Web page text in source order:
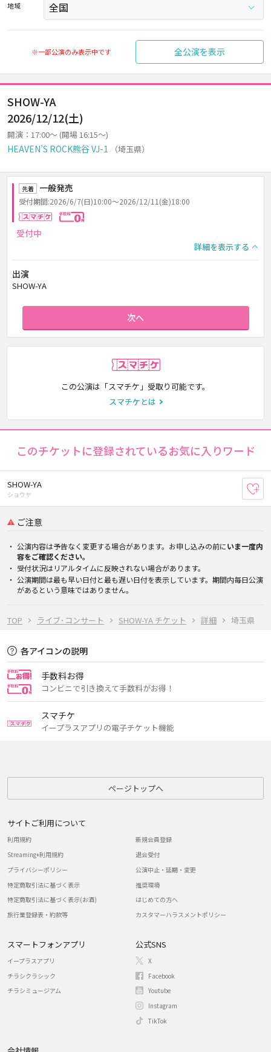
TOP ライブ･コンサート SHOW-YA チケット 詳細 埼玉県
地域
※一部公演のみ表示中です 全公演を表示
SHOW-YA
2026/12/12(土)
開演：17:00～ (開場 16:15～)
HEAVEN’S ROCK熊谷 VJ-1 （埼玉県）
先着 一般発売
受付期間:2026/6/7(日)10:00～2026/12/11(金)18:00
スマチケ
受付中
詳細を表示する
出演
SHOW-YA
次へ
この公演は「スマチケ」受取り可能です。
スマチケとは
このチケットに登録されているお気に入りワード
SHOW-YA
ショウヤ
ご注意
公演内容は予告なく変更する場合があります。お申し込みの前にいま一度内
容をご確認ください。
受付状況はリアルタイムに反映されない場合があります。
公演期間は最も早い日付と最も遅い日付を表示しています。期間内毎日公演
があるという意味ではありません。
各アイコンの説明
手数料お得
コンビニで引き換えて手数料がお得！
スマチケ
イープラスアプリの電子チケット機能
ページトップへ
サイトご利用について
利用規約
Streaming+利用規約
プライバシーポリシー
特定商取引法に基づく表示
特定商取引法に基づく表示(お酒)
旅行業登録表・約款等
新規会員登録
退会受付
公演中止・延期・変更
推奨環境
はじめての方へ
カスタマーハラスメントポリシー
スマートフォンアプリ
イープラスアプリ
チラシクラシック
チラシミュージアム
公式SNS
X
Facebook
Youtube
Instagram
TikTok